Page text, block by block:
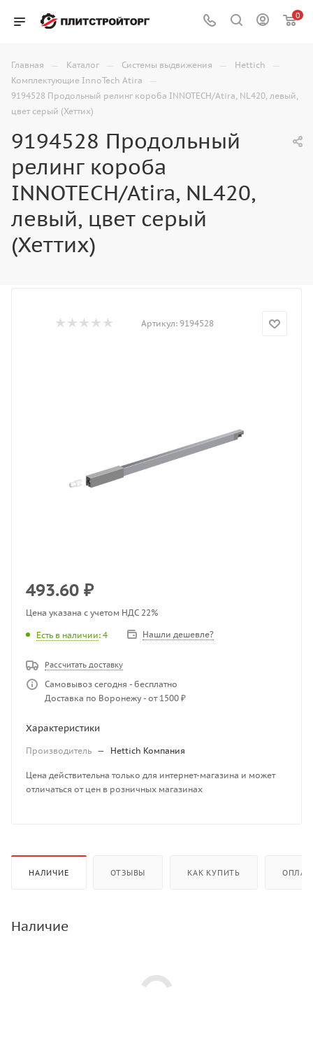
0
Главная — Каталог — Системы выдвижения — Hettich —
Комплектующие InnoTech Atira —
9194528 Продольный релинг короба INNOTECH/Atira, NL420, левый,
цвет серый (Хеттих)
9194528 Продольный
релинг короба
INNOTECH/Atira, NL420,
левый, цвет серый
(Хеттих)
Артикул: 9194528
493.60 ₽
Цена указана с учетом НДС 22%
Есть в наличии: 4 Нашли дешевле?
Рассчитать доставку
Самовывоз сегодня - бесплатно
Доставка по Воронежу - от 1500 ₽
Характеристики
Производитель — Hettich Компания
Цена действительна только для интернет-магазина и может
отличаться от цен в розничных магазинах
НАЛИЧИЕ ОТЗЫВЫ КАК КУПИТЬ
Наличие